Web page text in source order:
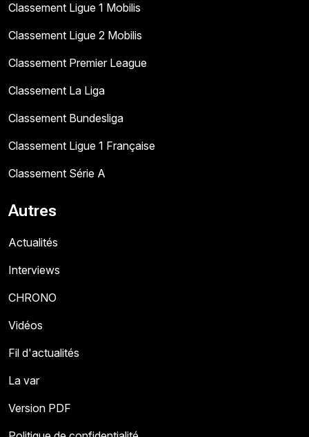
Classement Ligue 1 Mobilis
Classement Ligue 2 Mobilis
Classement Premier League
Classement La Liga
Classement Bundesliga
Classement Ligue 1 Française
Classement Série A
Autres
Actualités
Interviews
CHRONO
Vidéos
Fil d'actualités
La var
Version PDF